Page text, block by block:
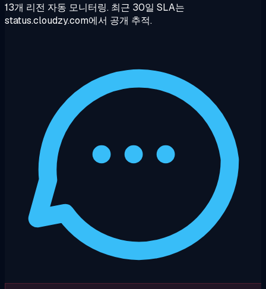
13개 리전 자동 모니터링. 최근 30일 SLA는
status.cloudzy.com에서 공개 추적.